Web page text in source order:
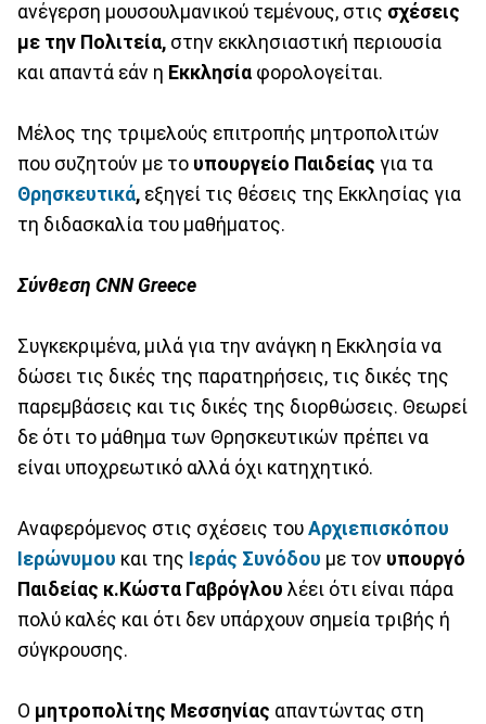
ανέγερση μουσουλμανικού τεμένους, στις σχέσεις
με την Πολιτεία, στην εκκλησιαστική περιουσία
και απαντά εάν η Εκκλησία φορολογείται.
Μέλος της τριμελούς επιτροπής μητροπολιτών
που συζητούν με το υπουργείο Παιδείας για τα
Θρησκευτικά, εξηγεί τις θέσεις της Εκκλησίας για
τη διδασκαλία του μαθήματος.
Σύνθεση CNN Greece
Συγκεκριμένα, μιλά για την ανάγκη η Εκκλησία να
δώσει τις δικές της παρατηρήσεις, τις δικές της
παρεμβάσεις και τις δικές της διορθώσεις. Θεωρεί
δε ότι το μάθημα των Θρησκευτικών πρέπει να
είναι υποχρεωτικό αλλά όχι κατηχητικό.
Αναφερόμενος στις σχέσεις του Αρχιεπισκόπου
Ιερώνυμου και της Ιεράς Συνόδου με τον υπουργό
Παιδείας κ.Κώστα Γαβρόγλου λέει ότι είναι πάρα
πολύ καλές και ότι δεν υπάρχουν σημεία τριβής ή
σύγκρουσης.
Ο μητροπολίτης Μεσσηνίας απαντώντας στη